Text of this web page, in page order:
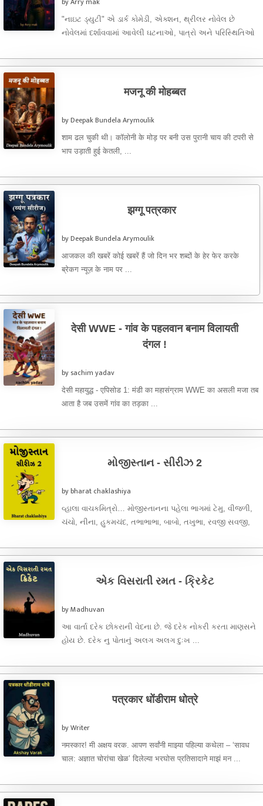
"નાઇટ ડ્યુટી" એ ડાર્ક કોમેડી, એક્શન, થ્રીલર નોવેલ છે
નોવેલમાં દર્શાવવામાં આવેલી ઘટનાઓ, પાત્રો અને પરિસ્થિતિઓ
मजनू की मोहब्बत
by Deepak Bundela Arymoulik
शाम ढल चुकी थी। कॉलोनी के मोड़ पर बनी उस पुरानी चाय की टपरी से
भाप उड़ाती हुई केतली, ...
झग्गू पत्रकार
by Deepak Bundela Arymoulik
आजकल की खबरें कोई खबरें हैं जो दिन भर शब्दों के हेर फेर करके
ब्रेकग न्यूज़ के नाम पर ...
देसी WWE - गांव के पहलवान बनाम विलायती
दंगल !
by sachim yadav
देसी महायुद्ध - एपिसोड 1: मंडी का महासंग्राम WWE का असली मजा तब
आता है जब उसमें गांव का तड़का ...
મોજીસ્તાન - સીરીઝ 2
by bharat chaklashiya
વ્હાલા વાચકમિત્રો… મોજીસ્તાનના પહેલા ભાગમાં ટેમુ, વીજળી,
ચંચો, નીના, હુકમચંદ, તભાભાભા, બાબો, તખુભા, રવજી સવજી,
એક વિસરાતી રમત - ક્રિકેટ
by Madhuvan
આ વાર્તા દરેક છોકરાની વેદના છે. જે દરેક નોકરી કરતા માણસને
હોય છે. દરેક નુ પોતાનું અલગ અલગ દુઃખ ...
पत्रकार धोंडीराम धोत्रे
by Writer
नमस्कार! मी अक्षय वरक. आपण सर्वांनी माझ्या पहिल्या कथेला – ‘सावध
चाल: अज्ञात चोरांचा खेळ’ दिलेल्या भरघोस प्रतिसादाने माझं मन ...